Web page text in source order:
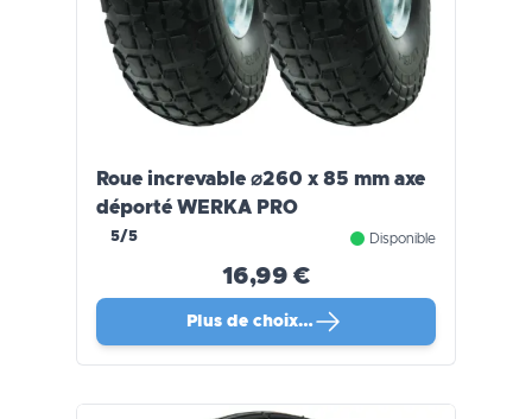
Roue increvable ⌀260 x 85 mm axe
déporté WERKA PRO
5/5 Disponible
16,99 €
Plus de choix…